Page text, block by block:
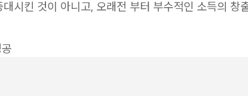
시킨 것이 아니고, 오래전 부터 부수적인 소득의